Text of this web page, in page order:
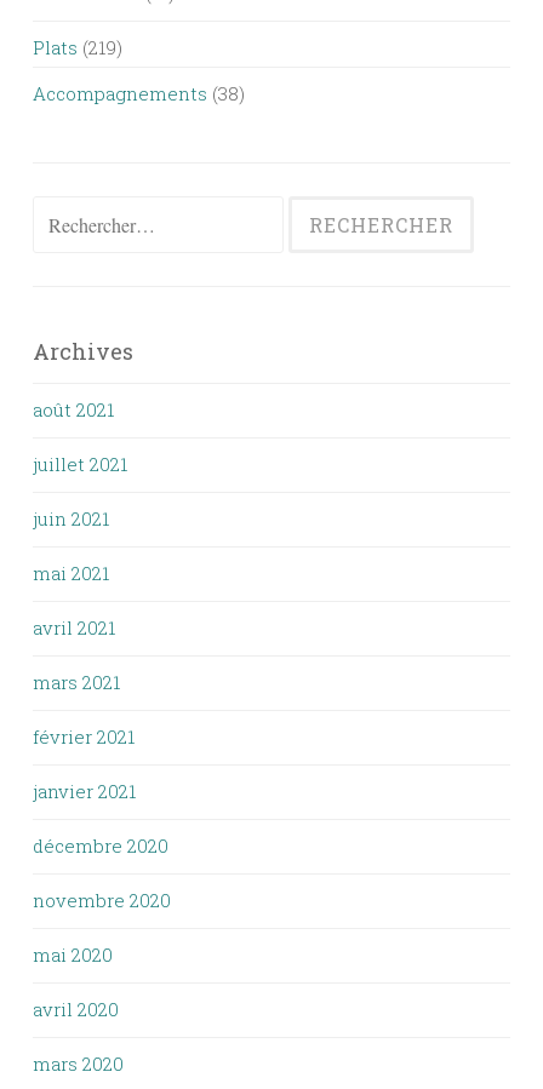
Plats (219)
Accompagnements (38)
Rechercher :
Archives
août 2021
juillet 2021
juin 2021
mai 2021
avril 2021
mars 2021
février 2021
janvier 2021
décembre 2020
novembre 2020
mai 2020
avril 2020
mars 2020